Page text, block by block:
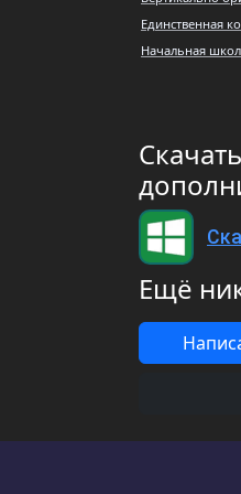
Единственная
Начальная
Ещё